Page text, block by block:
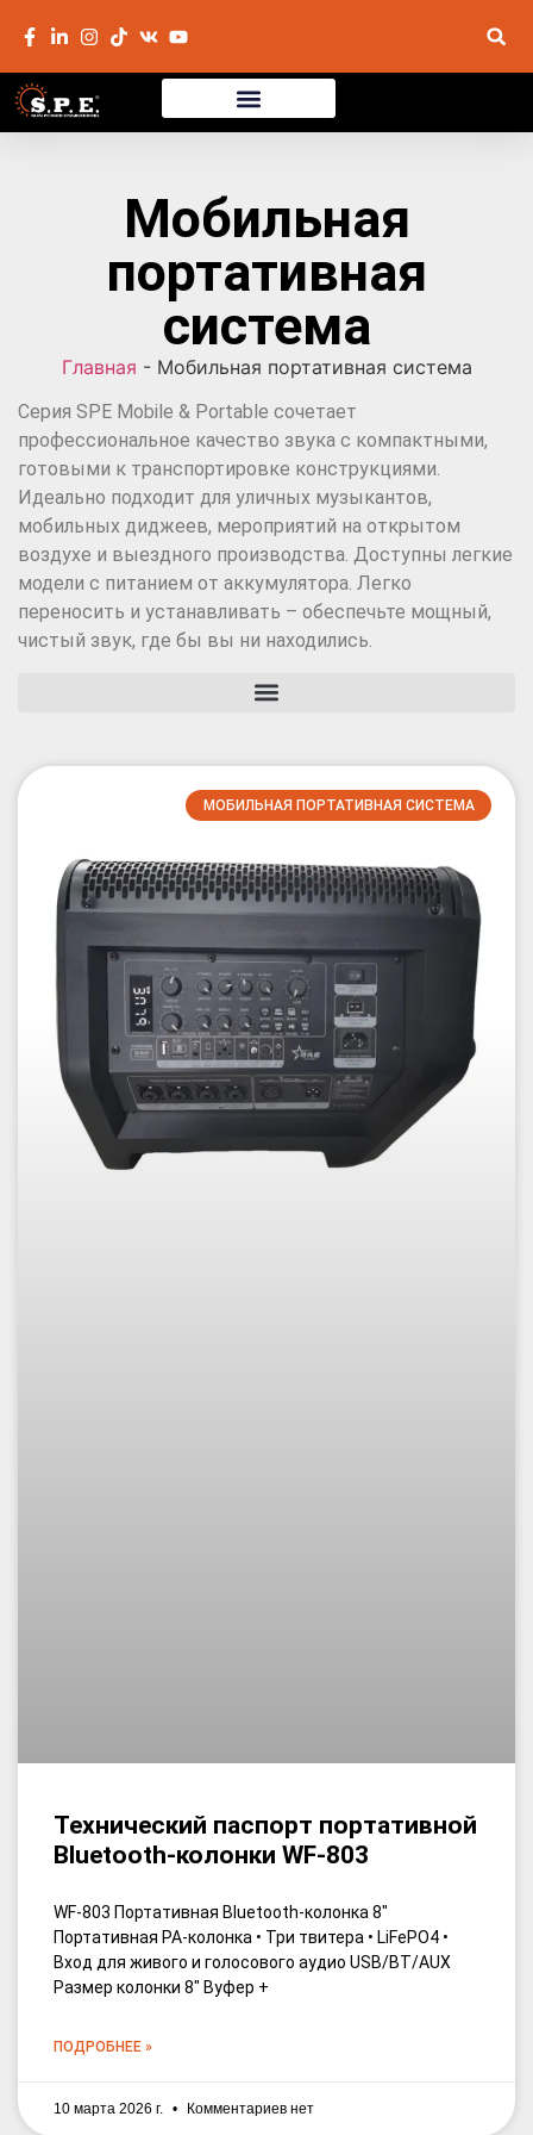
Мобильная
портативная
система
Главная - Мобильная портативная система
Серия SPE Mobile & Portable сочетает
профессиональное качество звука с компактными,
готовыми к транспортировке конструкциями.
Идеально подходит для уличных музыкантов,
мобильных диджеев, мероприятий на открытом
воздухе и выездного производства. Доступны легкие
модели с питанием от аккумулятора. Легко
переносить и устанавливать – обеспечьте мощный,
чистый звук, где бы вы ни находились.
МОБИЛЬНАЯ ПОРТАТИВНАЯ СИСТЕМА
Технический паспорт портативной
Bluetooth-колонки WF-803
WF-803 Портативная Bluetooth-колонка 8″
Портативная PA-колонка • Три твитера • LiFePO4 •
Вход для живого и голосового аудио USB/BT/AUX
Размер колонки 8″ Вуфер +
ПОДРОБНЕЕ »
10 марта 2026 г. Комментариев нет